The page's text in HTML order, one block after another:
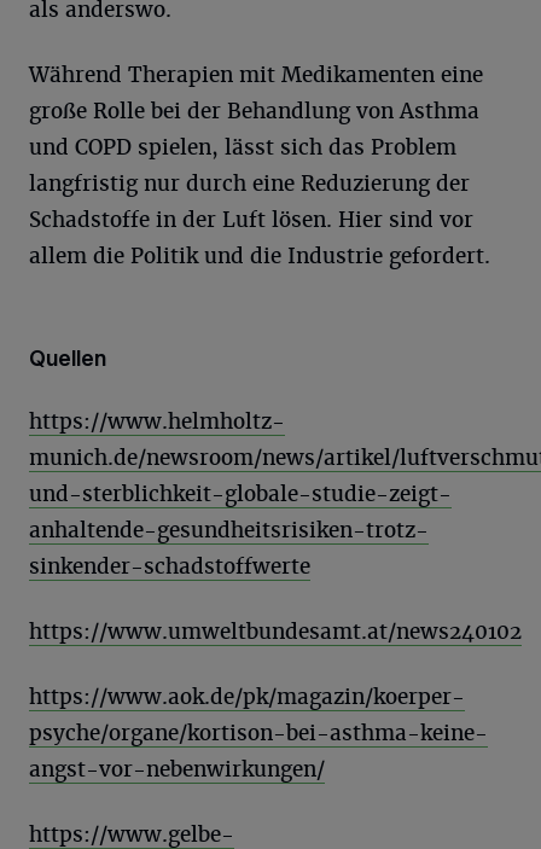
als anderswo.
Während Therapien mit Medikamenten eine
große Rolle bei der Behandlung von Asthma
und COPD spielen, lässt sich das Problem
langfristig nur durch eine Reduzierung der
Schadstoffe in der Luft lösen. Hier sind vor
allem die Politik und die Industrie gefordert.
Quellen
https://www.helmholtz-
munich.de/newsroom/news/artikel/
und-sterblichkeit-globale-studie-zeigt-
anhaltende-gesundheitsrisiken-trotz-
sinkender-schadstoffwerte
https://www.umweltbundesamt.at/news240102
https://www.aok.de/pk/magazin/koerper-
psyche/organe/kortison-bei-asthma-keine-
angst-vor-nebenwirkungen/
https://www.gelbe-